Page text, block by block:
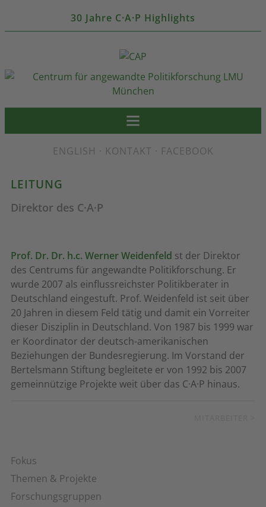
30 Jahre C·A·P Highlights
ENGLISH · KONTAKT · FACEBOOK
Fokus
Themen & Projekte
Forschungsgruppen
LEITUNG
Direktor des C·A·P
Prof. Dr. Dr. h.c. Werner Weidenfeld st der Direktor
des Centrums für angewandte Politikforschung. Er
wurde 2007 als einflussreichster Politikberater in
Deutschland eingestuft. Prof. Weidenfeld ist seit über
20 Jahren in diesem Feld tätig und damit ein Vorreiter
dieser Disziplin in Deutschland. Von 1987 bis 1999 war
er Koordinator der deutsch-amerikanischen
Beziehungen der Bundesregierung. Im Vorstand der
Bertelsmann Stiftung begleitete er von 1992 bis 2007
gemeinnützige Projekte weit über das C·A·P hinaus.